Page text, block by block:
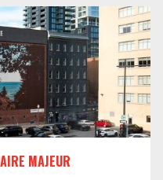
MAJEUR